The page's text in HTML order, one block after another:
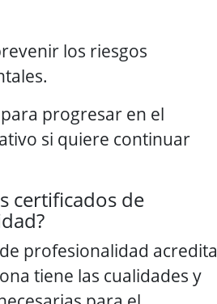
los riesgos
progresar en el
si quiere continuar
certificados de
profesionalidad acredita
tiene las cualidades y